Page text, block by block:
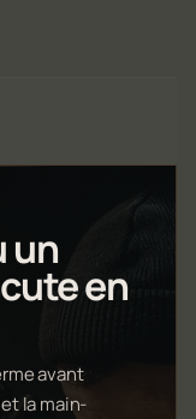
un
en
avant
la main-